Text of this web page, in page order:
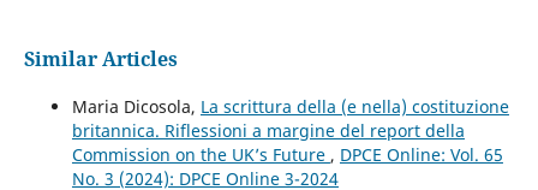
Similar Articles
Maria Dicosola, La scrittura della (e nella) costituzione
britannica. Riflessioni a margine del report della
Commission on the UK’s Future , DPCE Online: Vol. 65
No. 3 (2024): DPCE Online 3-2024